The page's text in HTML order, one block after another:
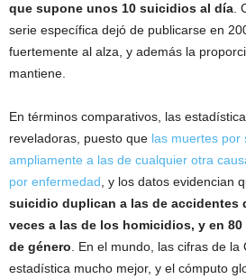
que supone unos 10 suicidios al día
serie específica dejó de publicarse en
fuertemente al alza, y además la
mantiene.
En términos comparativos, las
reveladoras, puesto que las muertes por
ampliamente a las de cualquier otra
por enfermedad , y los datos evidencian
suicidio duplican a las de accidentes
veces a las de los homicidios, y en
de género . En el mundo, las cifras de
estadística mucho mejor, y el cómputo